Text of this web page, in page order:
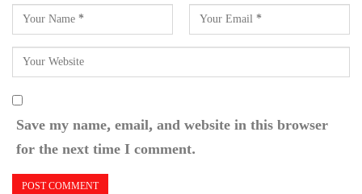
Save my name, email, and website in this browser
for the next time I comment.